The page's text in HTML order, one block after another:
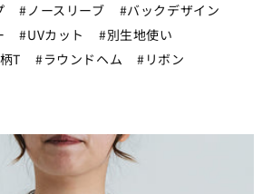
ノースリーブ
バックデザイン
UVカット
別生地使い
柄T ラウンドヘム
リボン